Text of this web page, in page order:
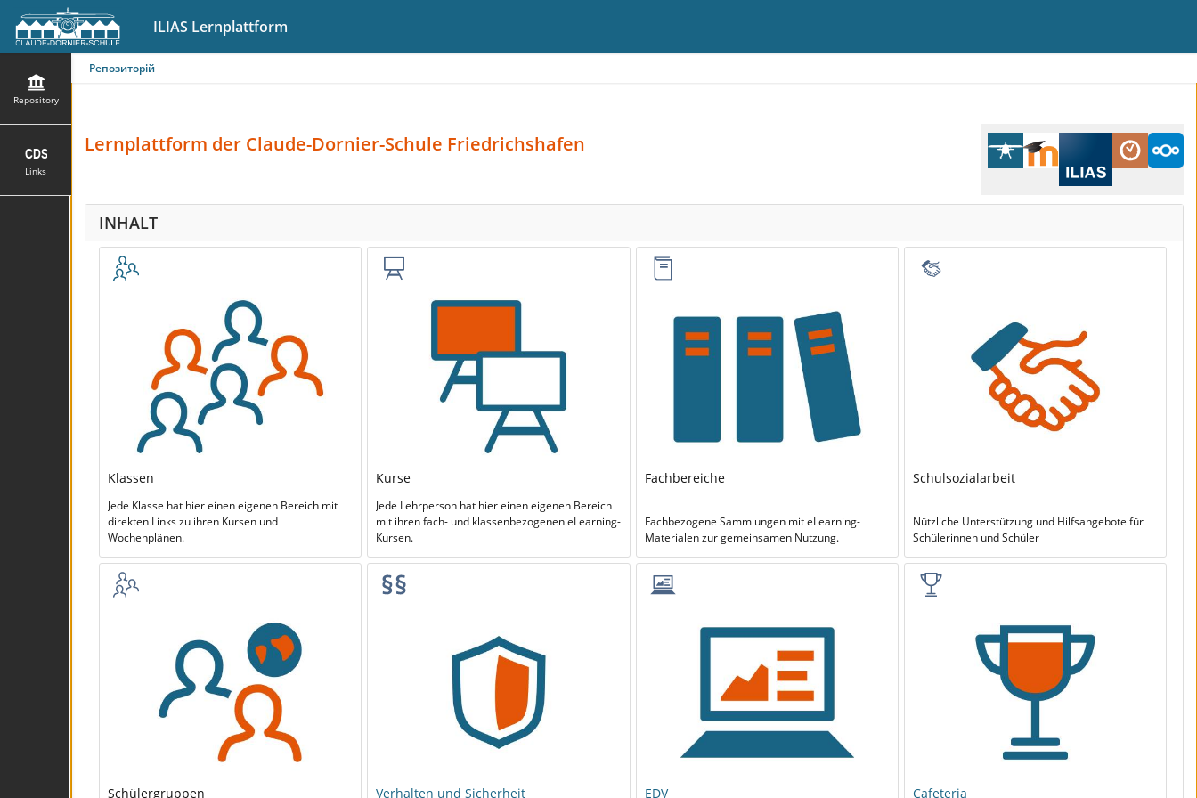
ILIAS Lernplattform
Repository
Links
Репозиторій
Lernplattform der Claude-Dornier-Schule Friedrichshafen
INHALT
Klassen
Jede Klasse hat hier einen eigenen Bereich mit
direkten Links zu ihren Kursen und
Wochenplänen.
Kurse
Jede Lehrperson hat hier einen eigenen Bereich
mit ihren fach- und klassenbezogenen eLearning-
Kursen.
Fachbereiche
Fachbezogene Sammlungen mit eLearning-
Materialen zur gemeinsamen Nutzung.
Schulsozialarbeit
Nützliche Unterstützung und Hilfsangebote für
Schülerinnen und Schüler
Schülergruppen Verhalten und Sicherheit EDV Cafeteria